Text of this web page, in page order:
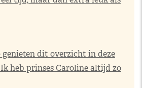
dit overzicht in deze
heb prinses Caroline altijd zo